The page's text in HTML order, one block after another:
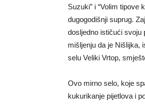
Suzuki” i “Volim tipove
dugogodišnji suprug.
dosljedno ističući svoju
mišljenju da je Nišlijka,
selu Veliki Vrtop,
Ovo mirno selo, koje
kukurikanje pijetlova i